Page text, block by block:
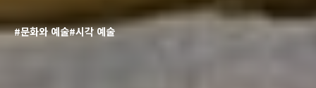
#문화와 예술#시각 예술